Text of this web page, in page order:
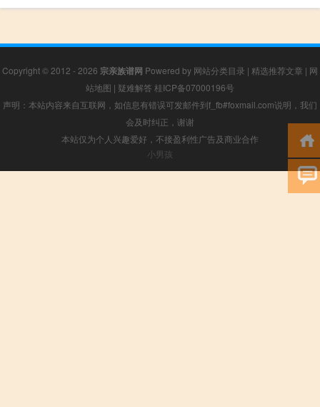
Copyright © 2012 - 2026 宗亲族谱网 Powered by 网站分类目录 | 精选推荐文章 | 网
站地图 | 疑难解答 桂ICP备07000196号
声明：本站内容来自互联网，如信息有错误可发邮件到f_fb#foxmail.com说明，我们
会及时纠正，谢谢
本站仅为个人兴趣爱好，不接盈利性广告及商业合作
小男孩